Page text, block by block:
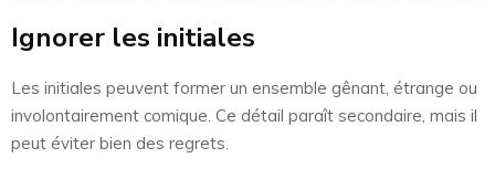
Ignorer les initiales
Les initiales peuvent former un ensemble gênant, étrange ou
involontairement comique. Ce détail paraît secondaire, mais il
peut éviter bien des regrets.